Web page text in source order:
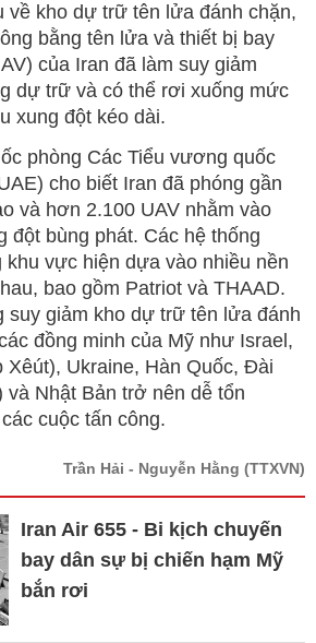
về kho dự trữ tên lửa đánh chặn,
bằng tên lửa và thiết bị bay
của Iran đã làm suy giảm
dự trữ và có thể rơi xuống mức
xung đột kéo dài.
phòng Các Tiểu vương quốc
cho biết Iran đã phóng gần
và hơn 2.100 UAV nhằm vào
đột bùng phát. Các hệ thống
khu vực hiện dựa vào nhiều nền
bao gồm Patriot và THAAD.
suy giảm kho dự trữ tên lửa đánh
đồng minh của Mỹ như Israel,
Xêút), Ukraine, Hàn Quốc, Đài
và Nhật Bản trở nên dễ tổn
cuộc tấn công.
Trần Hải - Nguyễn Hằng (TTXVN)
Iran Air 655 - Bi kịch chuyến
bay dân sự bị chiến hạm Mỹ
bắn rơi